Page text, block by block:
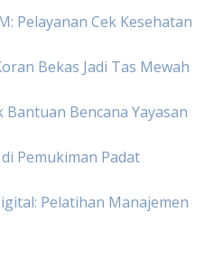
Pelayanan Cek Kesehatan
Bekas Jadi Tas Mewah
Bencana Yayasan
Pemukiman Padat
Pelatihan Manajemen